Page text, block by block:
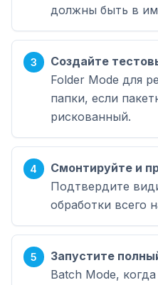
должны быть в
Создайте
Folder Mode для
папки, если
рискованный.
Смонтируйте и
Подтвердите
обработки всего
Запустите
Batch Mode,